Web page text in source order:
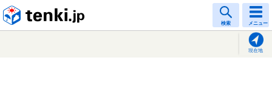
検索 メニュー
現在地